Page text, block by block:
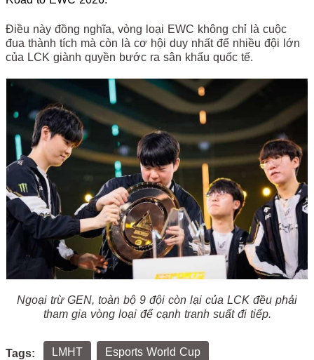
Điều này đồng nghĩa, vòng loại EWC không chỉ là cuộc
đua thành tích mà còn là cơ hội duy nhất để nhiều đội lớn
của LCK giành quyền bước ra sân khấu quốc tế.
Ngoại trừ GEN, toàn bộ 9 đội còn lại của LCK đều phải
tham gia vòng loại để cạnh tranh suất đi tiếp.
Tags: LMHT Esports World Cup